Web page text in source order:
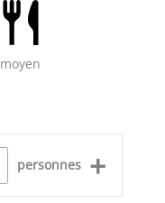
moyen
personnes +